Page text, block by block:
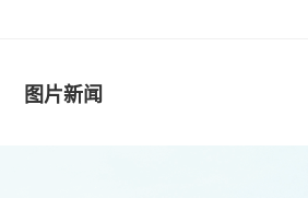
图片新闻